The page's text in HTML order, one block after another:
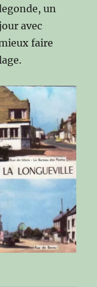
un
avec
faire